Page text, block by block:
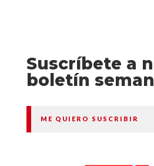
Suscríbete a
boletín
ME QUIERO SUSCRIBIR